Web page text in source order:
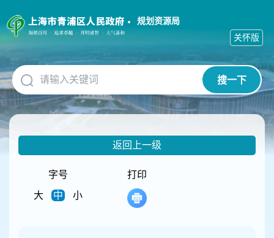
障
碍
作
说
明
跳
到
网
规划资源局
搜一下
关怀版
返回上一级
字号
大
中 小
打印